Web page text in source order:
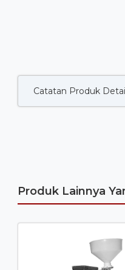
Catatan Produk
Produk Lainnya